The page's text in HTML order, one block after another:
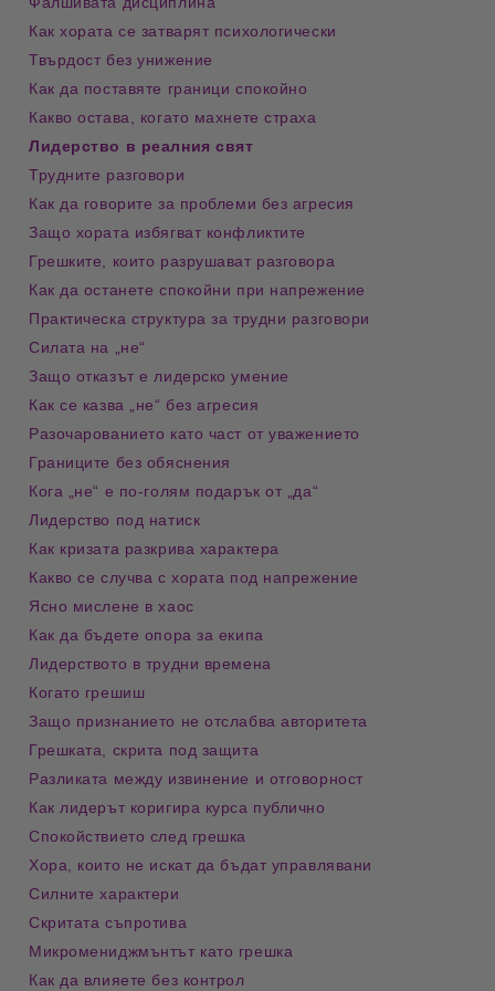
Как хората се затварят психологически
Твърдост без унижение
Как да поставяте граници спокойно
Какво остава, когато махнете страха
Лидерство в реалния свят
Трудните разговори
Как да говорите за проблеми без агресия
Защо хората избягват конфликтите
Грешките, които разрушават разговора
Как да останете спокойни при напрежение
Практическа структура за трудни разговори
Силата на „не“
Защо отказът е лидерско умение
Как се казва „не“ без агресия
Разочарованието като част от уважението
Границите без обяснения
Кога „не“ е по-голям подарък от „да“
Лидерство под натиск
Как кризата разкрива характера
Какво се случва с хората под напрежение
Ясно мислене в хаос
Как да бъдете опора за екипа
Лидерството в трудни времена
Когато грешиш
Защо признанието не отслабва авторитета
Грешката, скрита под защита
Разликата между извинение и отговорност
Как лидерът коригира курса публично
Спокойствието след грешка
Хора, които не искат да бъдат управлявани
Силните характери
Скритата съпротива
Микромениджмънтът като грешка
Как да влияете без контрол